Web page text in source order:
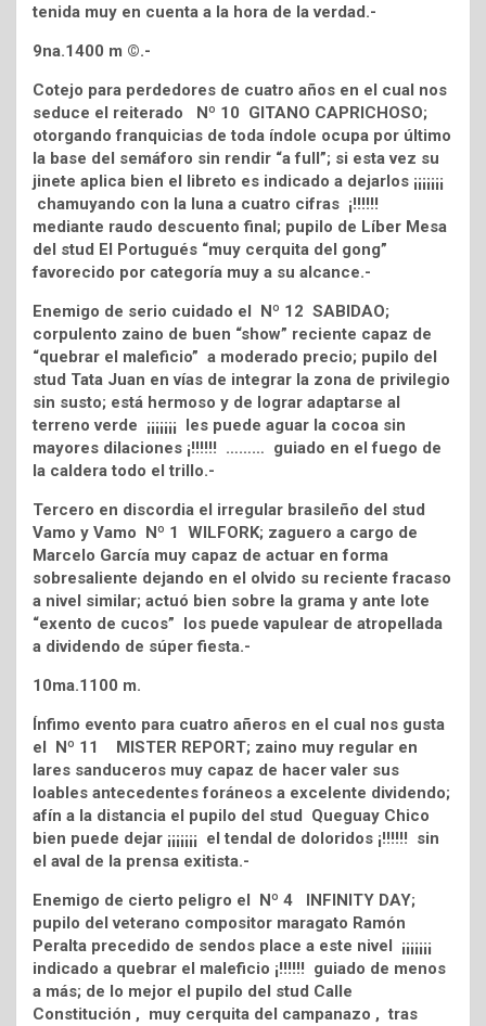
tenida muy en cuenta a la hora de la verdad.-
9na.1400 m ©.-
Cotejo para perdedores de cuatro años en el cual nos
seduce el reiterado Nº 10 GITANO CAPRICHOSO;
otorgando franquicias de toda índole ocupa por último
la base del semáforo sin rendir “a full”; si esta vez su
jinete aplica bien el libreto es indicado a dejarlos ¡¡¡¡¡¡¡
chamuyando con la luna a cuatro cifras ¡!!!!!!
mediante raudo descuento final; pupilo de Líber Mesa
del stud El Portugués “muy cerquita del gong”
favorecido por categoría muy a su alcance.-
Enemigo de serio cuidado el Nº 12 SABIDAO;
corpulento zaino de buen “show” reciente capaz de
“quebrar el maleficio” a moderado precio; pupilo del
stud Tata Juan en vías de integrar la zona de privilegio
sin susto; está hermoso y de lograr adaptarse al
terreno verde ¡¡¡¡¡¡¡ les puede aguar la cocoa sin
mayores dilaciones ¡!!!!!! ……… guiado en el fuego de
la caldera todo el trillo.-
Tercero en discordia el irregular brasileño del stud
Vamo y Vamo Nº 1 WILFORK; zaguero a cargo de
Marcelo García muy capaz de actuar en forma
sobresaliente dejando en el olvido su reciente fracaso
a nivel similar; actuó bien sobre la grama y ante lote
“exento de cucos” los puede vapulear de atropellada
a dividendo de súper fiesta.-
10ma.1100 m.
Ínfimo evento para cuatro añeros en el cual nos gusta
el Nº 11 MISTER REPORT; zaino muy regular en
lares sanduceros muy capaz de hacer valer sus
loables antecedentes foráneos a excelente dividendo;
afín a la distancia el pupilo del stud Queguay Chico
bien puede dejar ¡¡¡¡¡¡¡ el tendal de doloridos ¡!!!!!! sin
el aval de la prensa exitista.-
Enemigo de cierto peligro el Nº 4 INFINITY DAY;
pupilo del veterano compositor maragato Ramón
Peralta precedido de sendos place a este nivel ¡¡¡¡¡¡¡
indicado a quebrar el maleficio ¡!!!!!! guiado de menos
a más; de lo mejor el pupilo del stud Calle
Constitución , muy cerquita del campanazo , tras